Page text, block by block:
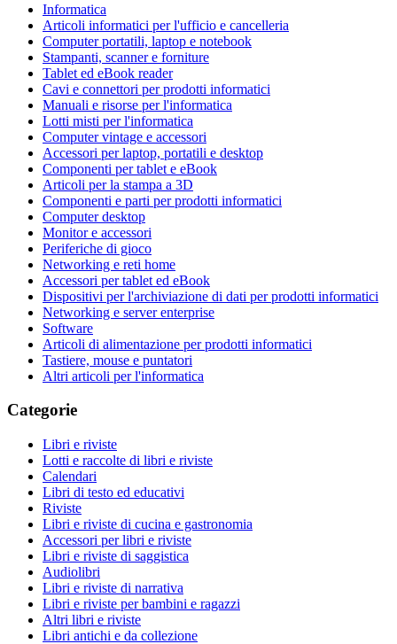
Informatica
Articoli informatici per l'ufficio e cancelleria
Computer portatili, laptop e notebook
Stampanti, scanner e forniture
Tablet ed eBook reader
Cavi e connettori per prodotti informatici
Manuali e risorse per l'informatica
Lotti misti per l'informatica
Computer vintage e accessori
Accessori per laptop, portatili e desktop
Componenti per tablet e eBook
Articoli per la stampa a 3D
Componenti e parti per prodotti informatici
Computer desktop
Monitor e accessori
Periferiche di gioco
Networking e reti home
Accessori per tablet ed eBook
Dispositivi per l'archiviazione di dati per prodotti informatici
Networking e server enterprise
Software
Articoli di alimentazione per prodotti informatici
Tastiere, mouse e puntatori
Altri articoli per l'informatica
Categorie
Libri e riviste
Lotti e raccolte di libri e riviste
Calendari
Libri di testo ed educativi
Riviste
Libri e riviste di cucina e gastronomia
Accessori per libri e riviste
Libri e riviste di saggistica
Audiolibri
Libri e riviste di narrativa
Libri e riviste per bambini e ragazzi
Altri libri e riviste
Libri antichi e da collezione